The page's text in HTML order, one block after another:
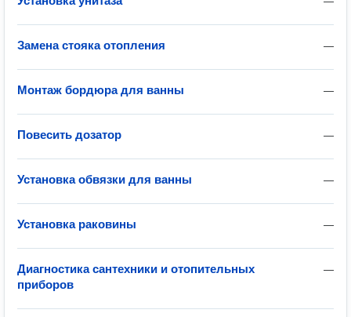
—
Замена стояка отопления
—
Монтаж бордюра для ванны
—
Повесить дозатор
—
Установка обвязки для ванны
—
Установка раковины
—
Диагностика сантехники и отопительных
приборов